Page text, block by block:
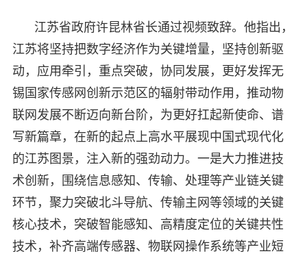
江苏省政府许昆林省长通过视频致辞。他指出，
江苏将坚持把数字经济作为关键增量，坚持创新驱
动，应用牵引，重点突破，协同发展，更好发挥无
锡国家传感网创新示范区的辐射带动作用，推动物
联网发展不断迈向新台阶，为更好扛起新使命、谱
写新篇章，在新的起点上高水平展现中国式现代化
的江苏图景，注入新的强劲动力。一是大力推进技
术创新，围绕信息感知、传输、处理等产业链关键
环节，聚力突破北斗导航、传输主网等领域的关键
核心技术，突破智能感知、高精度定位的关键共性
技术，补齐高端传感器、物联网操作系统等产业短